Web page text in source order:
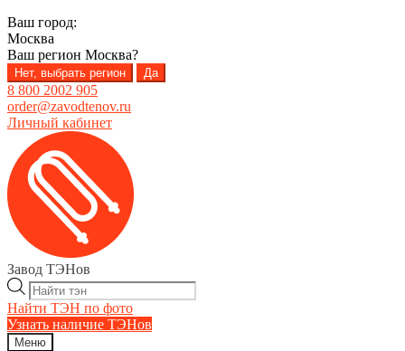
Ваш город:
Москва
Ваш регион Москва?
Нет, выбрать регион Да
8 800 2002 905
order@zavodtenov.ru
Личный кабинет
Перейти
навигации
Перейти
содержимому
Завод ТЭНов
Поиск
товаров
Найти ТЭН по фото
Узнать наличие ТЭНов
Меню